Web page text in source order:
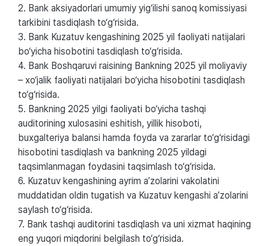
2. Bank aksiyadorlari umumiy yig‘ilishi sanoq komissiyasi
tarkibini tasdiqlash to‘g‘risida.
3. Bank Kuzatuv kengashining 2025 yil faoliyati natijalari
bo‘yicha hisobotini tasdiqlash to‘g‘risida.
4. Bank Boshqaruvi raisining Bankning 2025 yil moliyaviy
– xo‘jalik faoliyati natijalari bo‘yicha hisobotini tasdiqlash
to‘g‘risida.
5. Bankning 2025 yilgi faoliyati bo‘yicha tashqi
auditorining xulosasini eshitish, yillik hisoboti,
buxgalteriya balansi hamda foyda va zararlar to‘g‘risidagi
hisobotini tasdiqlash va bankning 2025 yildagi
taqsimlanmagan foydasini taqsimlash to‘g‘risida.
6. Kuzatuv kengashining ayrim a’zolarini vakolatini
muddatidan oldin tugatish va Kuzatuv kengashi a’zolarini
saylash to‘g‘risida.
7. Bank tashqi auditorini tasdiqlash va uni xizmat haqining
eng yuqori miqdorini belgilash to‘g‘risida.